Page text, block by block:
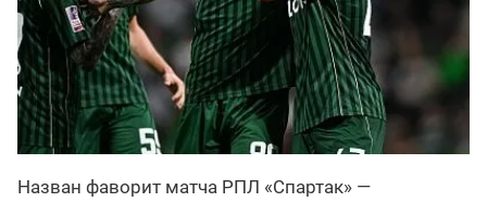
Назван фаворит матча РПЛ «Спартак» —